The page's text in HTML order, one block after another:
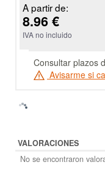
A partir de:
8.96 €
IVA no incluido
Consultar plazos
Avisarme si
VALORACIONES
No se encontraron